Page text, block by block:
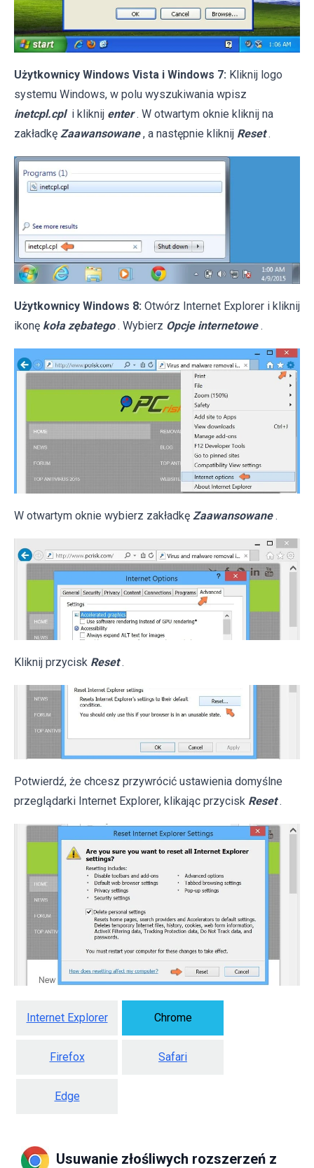
Użytkownicy Windows Vista i Windows 7: Kliknij logo
systemu Windows, w polu wyszukiwania wpisz
inetcpl.cpl i kliknij enter . W otwartym oknie kliknij na
zakładkę Zaawansowane , a następnie kliknij Reset .
Użytkownicy Windows 8: Otwórz Internet Explorer i kliknij
ikonę koła zębatego . Wybierz Opcje internetowe .
W otwartym oknie wybierz zakładkę Zaawansowane .
Kliknij przycisk Reset .
Potwierdź, że chcesz przywrócić ustawienia domyślne
przeglądarki Internet Explorer, klikając przycisk Reset .
Internet Explorer Chrome
Firefox Safari
Edge
Usuwanie złośliwych rozszerzeń z